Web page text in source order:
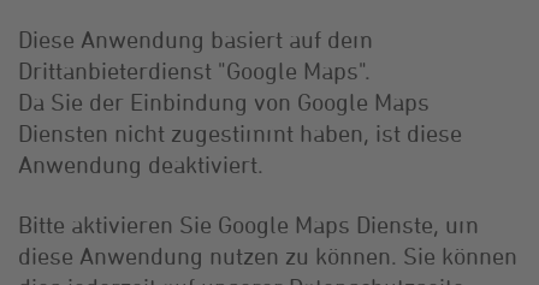
Diese Anwendung basiert auf dem
Drittanbieterdienst "Google Maps".
Da Sie der Einbindung von Google Maps
Diensten nicht zugestimmt haben, ist diese
Anwendung deaktiviert.
Bitte aktivieren Sie Google Maps Dienste, um
diese Anwendung nutzen zu können. Sie können